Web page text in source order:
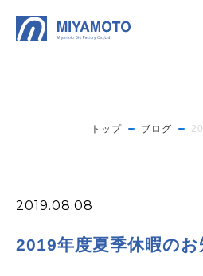
トップ ブログ
2019.08.08
2019年度夏季休暇のお